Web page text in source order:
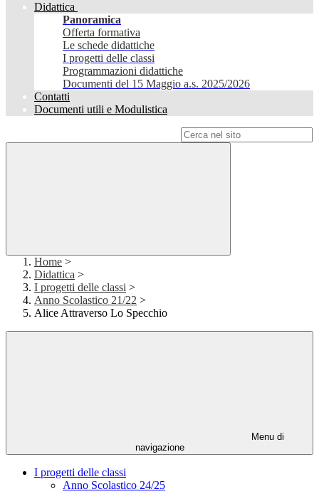
Didattica
Panoramica
Offerta formativa
Le schede didattiche
I progetti delle classi
Programmazioni didattiche
Documenti del 15 Maggio a.s. 2025/2026
Contatti
Documenti utili e Modulistica
Home >
Didattica >
I progetti delle classi >
Anno Scolastico 21/22 >
Alice Attraverso Lo Specchio
Menu di
navigazione
I progetti delle classi
Anno Scolastico 24/25